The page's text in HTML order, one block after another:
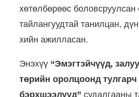
хөтөлбөрөөс боловсруулсан
тайлангуудтай танилцан,
хийн ажилласан.
Энэхүү “Эмэгтэйчүүд,
төрийн оролцоонд тулгарч
бэрхшээлүүд” судалгааны